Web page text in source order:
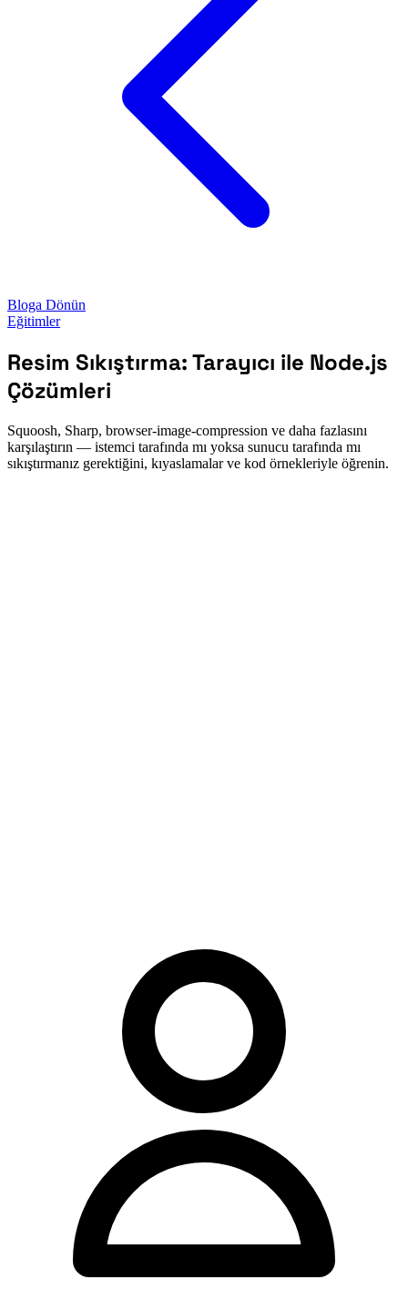
Bloga Dönün
Eğitimler
Resim Sıkıştırma: Tarayıcı ile Node.js
Çözümleri
Squoosh, Sharp, browser-image-compression ve daha fazlasını
karşılaştırın — istemci tarafında mı yoksa sunucu tarafında mı
sıkıştırmanız gerektiğini, kıyaslamalar ve kod örnekleriyle öğrenin.